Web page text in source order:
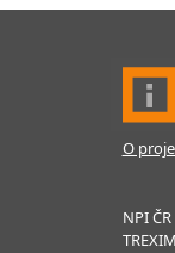
O
NPI